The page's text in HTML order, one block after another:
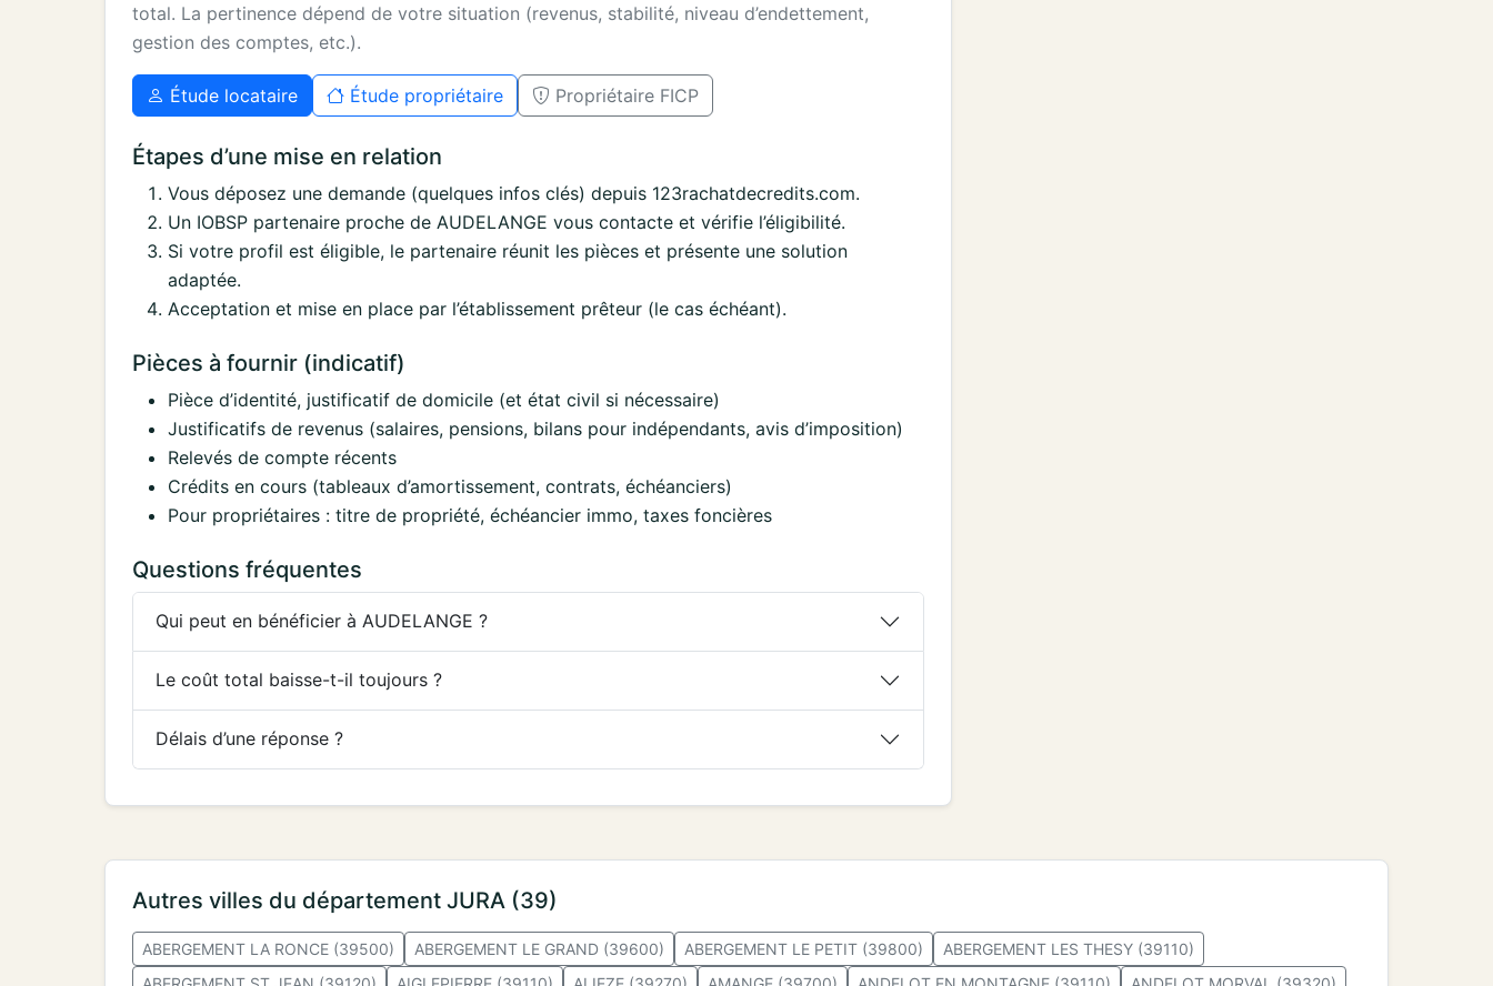
total. La pertinence dépend de votre situation (revenus, stabilité, niveau d’endettement,
gestion des comptes, etc.).
Étude locataire Étude propriétaire Propriétaire FICP
Étapes d’une mise en relation
Vous déposez une demande (quelques infos clés) depuis 123rachatdecredits.com.
Un IOBSP partenaire proche de AUDELANGE vous contacte et vérifie l’éligibilité.
Si votre profil est éligible, le partenaire réunit les pièces et présente une solution
adaptée.
Acceptation et mise en place par l’établissement prêteur (le cas échéant).
Pièces à fournir (indicatif)
Pièce d’identité, justificatif de domicile (et état civil si nécessaire)
Justificatifs de revenus (salaires, pensions, bilans pour indépendants, avis d’imposition)
Relevés de compte récents
Crédits en cours (tableaux d’amortissement, contrats, échéanciers)
Pour propriétaires : titre de propriété, échéancier immo, taxes foncières
Questions fréquentes
Qui peut en bénéficier à AUDELANGE ?
Le coût total baisse-t-il toujours ?
Délais d’une réponse ?
Autres villes du département JURA (39)
ABERGEMENT LA RONCE (39500) ABERGEMENT LE GRAND (39600) ABERGEMENT LE PETIT (39800)
ABERGEMENT LES THESY (39110)